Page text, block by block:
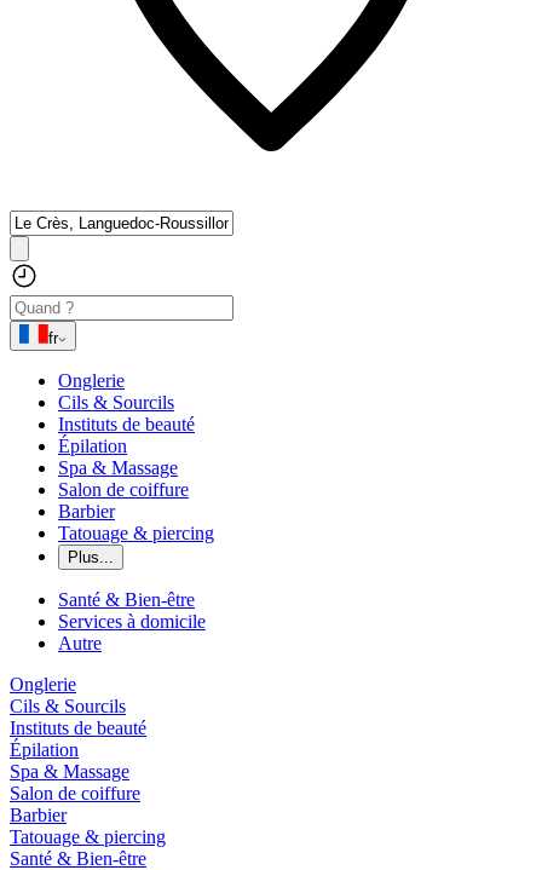
fr
Onglerie
Cils & Sourcils
Instituts de beauté
Épilation
Spa & Massage
Salon de coiffure
Barbier
Tatouage & piercing
Plus...
Santé & Bien-être
Services à domicile
Autre
Onglerie
Cils & Sourcils
Instituts de beauté
Épilation
Spa & Massage
Salon de coiffure
Barbier
Tatouage & piercing
Santé & Bien-être